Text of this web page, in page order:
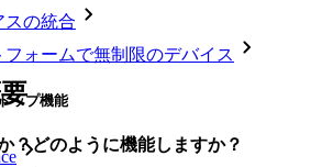
スの統合
フォームで無制限のデバイス
ップ機能
？どのように機能しますか？